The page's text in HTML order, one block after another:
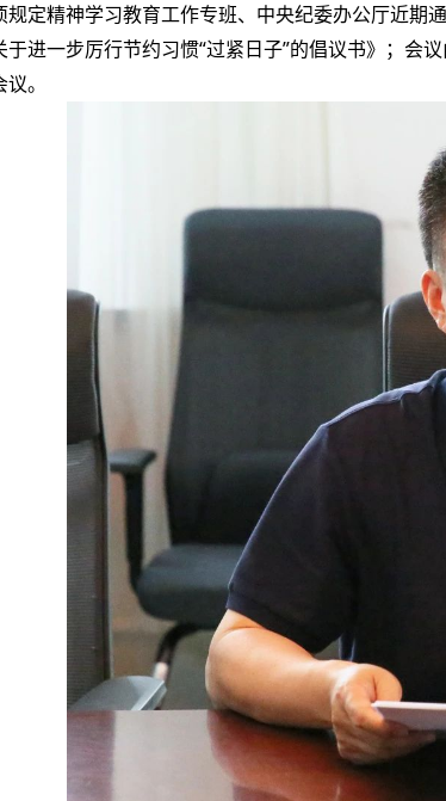
规定精神学习教育工作专班、中央纪委办公厅近期
于进一步厉行节约习惯“过紧日子”的倡议书》；会
。